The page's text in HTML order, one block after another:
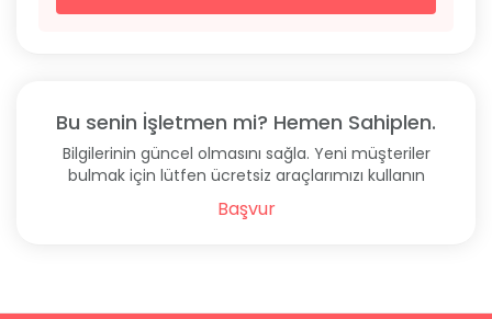
Bu senin İşletmen mi? Hemen Sahiplen.
Bilgilerinin güncel olmasını sağla. Yeni müşteriler
bulmak için lütfen ücretsiz araçlarımızı kullanın
Başvur